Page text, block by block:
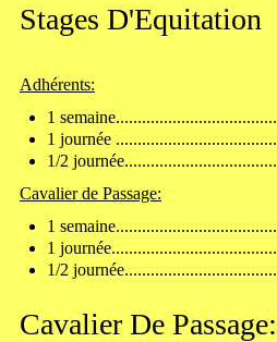
Stages D'Equitation
Adhérents:
1
1 journée
1/2
Cavalier de Passage:
1
1
1/2
Cavalier De Passage: